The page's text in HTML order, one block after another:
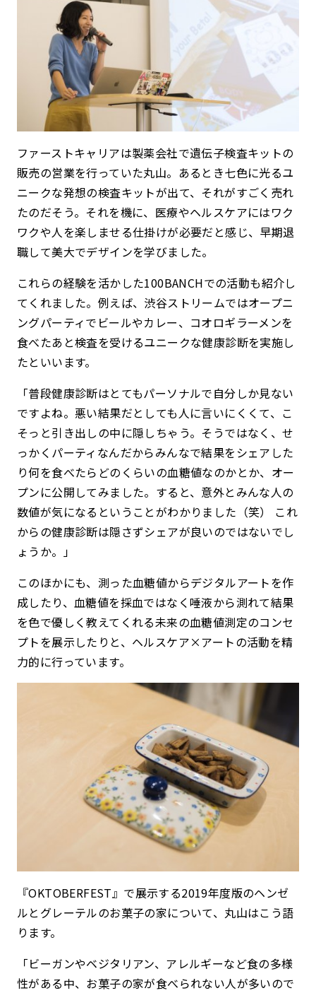
ファーストキャリアは製薬会社で遺伝子検査キットの
販売の営業を行っていた丸山。あるとき七色に光るユ
ニークな発想の検査キットが出て、それがすごく売れ
たのだそう。それを機に、医療やヘルスケアにはワク
ワクや人を楽しませる仕掛けが必要だと感じ、早期退
職して美大でデザインを学びました。
これらの経験を活かした100BANCHでの活動も紹介し
てくれました。例えば、渋谷ストリームではオープニ
ングパーティでビールやカレー、コオロギラーメンを
食べたあと検査を受けるユニークな健康診断を実施し
たといいます。
「普段健康診断はとてもパーソナルで自分しか見ない
ですよね。悪い結果だとしても人に言いにくくて、こ
そっと引き出しの中に隠しちゃう。そうではなく、せ
っかくパーティなんだからみんなで結果をシェアした
り何を食べたらどのくらいの血糖値なのかとか、オー
プンに公開してみました。すると、意外とみんな人の
数値が気になるということがわかりました（笑） これ
からの健康診断は隠さずシェアが良いのではないでし
ょうか。」
このほかにも、測った血糖値からデジタルアートを作
成したり、血糖値を採血ではなく唾液から測れて結果
を色で優しく教えてくれる未来の血糖値測定のコンセ
プトを展示したりと、ヘルスケア×アートの活動を精
力的に行っています。
『OKTOBERFEST』で展示する2019年度版のヘンゼ
ルとグレーテルのお菓子の家について、丸山はこう語
ります。
「ビーガンやベジタリアン、アレルギーなど食の多様
性がある中、お菓子の家が食べられない人が多いので